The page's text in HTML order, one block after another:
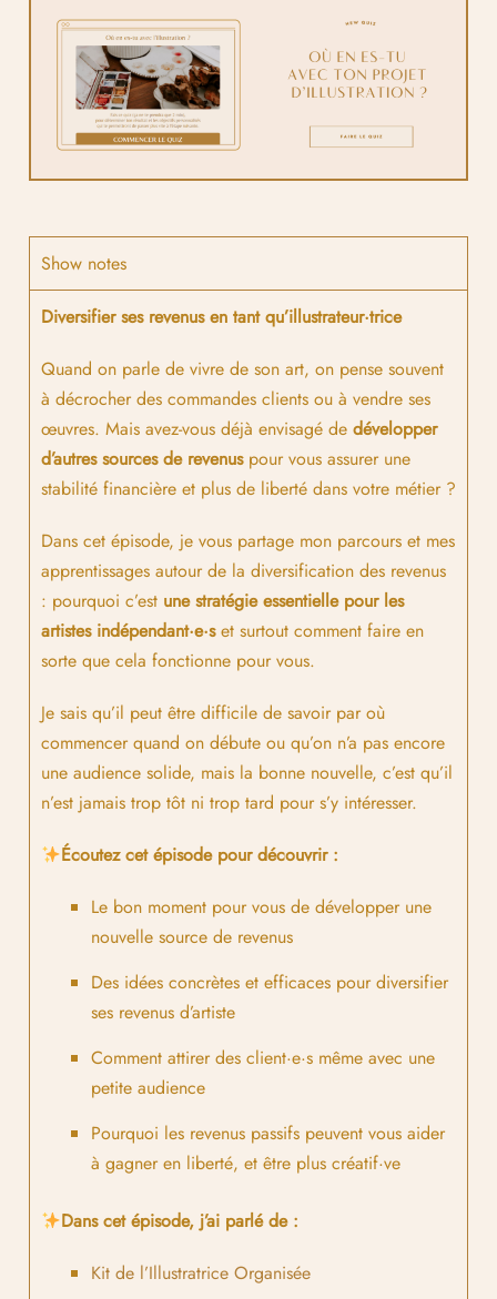
Show notes
Diversifier ses revenus en tant qu’illustrateur·trice
Quand on parle de vivre de son art, on pense souvent
à décrocher des commandes clients ou à vendre ses
œuvres. Mais avez-vous déjà envisagé de développer
d’autres sources de revenus pour vous assurer une
stabilité financière et plus de liberté dans votre métier ?
Dans cet épisode, je vous partage mon parcours et mes
apprentissages autour de la diversification des revenus
: pourquoi c’est une stratégie essentielle pour les
artistes indépendant·e·set surtout comment faire en
sorte que cela fonctionne pour vous.
Je sais qu’il peut être difficile de savoir par où
commencer quand on débute ou qu’on n’a pas encore
une audience solide, mais la bonne nouvelle, c’est qu’il
n’est jamais trop tôt ni trop tard pour s’y intéresser.
Écoutez cet épisode pour découvrir :
Le bon moment pour vous de développer une
nouvelle source de revenus
Des idées concrètes et efficaces pour diversifier
ses revenus d’artiste
Comment attirer des client·e·s même avec une
petite audience
Pourquoi les revenus passifs peuvent vous aider
à gagner en liberté, et être plus créatif·ve
Dans cet épisode, j’ai parlé de :
Kit de l’Illustratrice Organisée